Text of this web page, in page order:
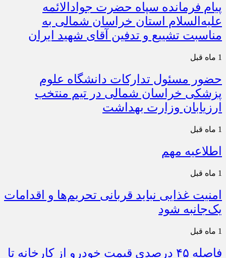
پیام فرمانده سپاه حضرت جوادالائمه
علیه‌السلام استان خراسان شمالی به
مناسبت تشییع و تدفین آقای شهید ایران
1 ماه قبل
حضور مسئول تدارکات دانشگاه علوم
پزشکی خراسان شمالی در تیم منتخب
ارزیابان وزارت بهداشت
1 ماه قبل
اطلاعیه مهم
1 ماه قبل
امنیت غذایی نباید قربانی تحریم‌ها و اقدامات
یک‌جانبه شود
1 ماه قبل
فاصله ۴۵ درصدی قیمت خودرو از کارخانه تا